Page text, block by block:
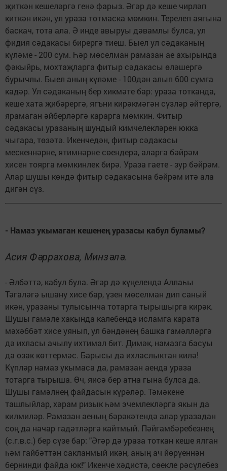
җиткән кешеләргә генә фарыз. Әгәр дә кеше чирләп
киткән икән, ул ураза тотмаска мөмкин. Терелеп аягына
баскач, тота ала. Ә инде авыруы дәвамлы булса, ул
фидия сәдакасы бирергә тиеш. Быел ул сәдаканың
күләме - 200 сум. Һәр мөселман рамазан ае ахырында
фәкыйрь, мохтаҗларга фитыр сәдакасы өләшергә
бурычлы. Быел аның күләме - 100дән алып 600 сумга
кадәр. Ул сәдаканың бер хикмәте бар: ураза тотканда,
кеше хата җибәрергә, ягъни кирәкмәгән сүзләр әйтергә,
ярамаган әйберләргә карарга мөмкин. Фитыр
сәдакасы уразаның шундый кимчелекләрен юкка
чыгара, төзәтә. Икенчедән, фитыр сәдакасы
мескеннәрне, ятимнәрне сөендерә, аларга бәйрәм
хисен тоярга мөмкинлек бирә. Ураза гаете - зур бәйрәм.
Алар шушы көндә фитыр сәдакасына бәйрәм итә ала
дигән сүз.
- Намаз укымаган кешенең уразасы кабул буламы?
Асия Фәррахова, Минзәлә.
- Әлбәттә, кабул була. Әгәр дә күңелендә Аллаһы
Тәгаләгә ышану хисе бар, үзен мөселман дип саный
икән, уразаны тулысынча тотарга тырышырга кирәк.
Шушы гамәле хакында калебендә исламга карата
мәхәббәт хисе уянып, ул бәндәнең башка гамәлләргә
дә ихласы ачылу ихтимал бит. Димәк, намазга басуы
да озак көттермәс. Барысы да ихласлыктан килә!
Күпләр намаз укымаса да, рамазан аенда ураза
тотарга тырыша. Өч, яисә бер атна гына булса да.
Шушы гамәлнең файдасын күрәләр. Тәмәкене
ташлыйлар, хәрам ризык һәм эчемлекләргә якын да
килмиләр. Рамазан аеның бәрәкәтендә алар уразадан
соң да начар гадәтләргә кайтмый. Пәйгамбәребезнең
(с.г.в.с.) бер сүзе бар: "Әгәр дә ураза тоткан кеше ялган
һәм гайбәттән сакланмый икән, аның ач йөрүеннән
бернинди файда юк!" Икенче хәдистә, сөекле рәсүлебез